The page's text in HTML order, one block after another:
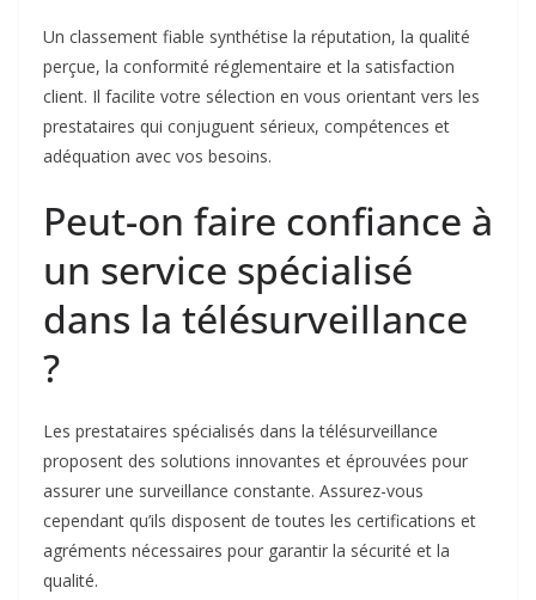
Un classement fiable synthétise la réputation, la qualité
perçue, la conformité réglementaire et la satisfaction
client. Il facilite votre sélection en vous orientant vers les
prestataires qui conjuguent sérieux, compétences et
adéquation avec vos besoins.
Peut-on faire confiance à
un service spécialisé
dans la télésurveillance
?
Les prestataires spécialisés dans la télésurveillance
proposent des solutions innovantes et éprouvées pour
assurer une surveillance constante. Assurez-vous
cependant qu’ils disposent de toutes les certifications et
agréments nécessaires pour garantir la sécurité et la
qualité.